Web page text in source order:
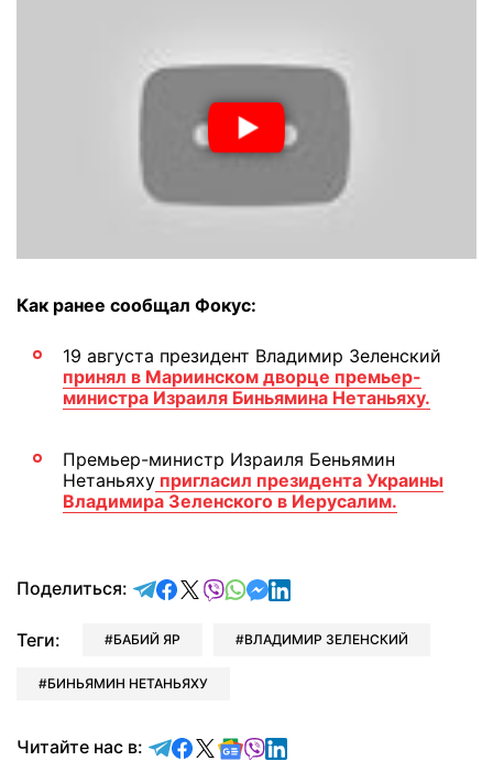
Как ранее сообщал Фокус:
19 августа президент Владимир Зеленский
принял в Мариинском дворце премьер-
министра Израиля Биньямина Нетаньяху.
Премьер-министр Израиля Беньямин
Нетаньяху пригласил президента Украины
Владимира Зеленского в Иерусалим.
Поделиться: отправить в Telegram
поделиться в Facebook
поделиться в X
отправить в Viber
отправить в Whatsapp
отправить в Messenger
отправить в LinkedIn
Теги: БАБИЙ ЯР ВЛАДИМИР ЗЕЛЕНСКИЙ
БИНЬЯМИН НЕТАНЬЯХУ
Читайте нас в: Читайте в Telegram
Читайте в Facebook
Читайте в X
Читайте в Google news
Читайте в Viber
Читайте в LinkedIn